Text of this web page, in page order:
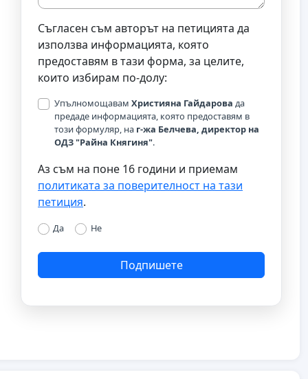
Съгласен съм авторът на петицията да
използва информацията, която
предоставям в тази форма, за целите,
които избирам по-долу:
Упълномощавам Християна Гайдарова да
предаде информацията, която предоставям в
този формуляр, на г-жа Белчева, директор на
ОДЗ "Райна Княгиня".
Аз съм на поне 16 години и приемам
политиката за поверителност на тази
петиция.
Да Не
Подпишете